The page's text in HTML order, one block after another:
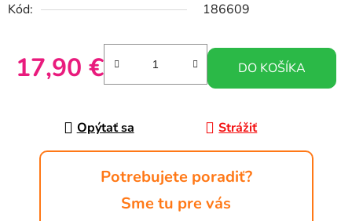
Kód: 186609
17,90 € DO KOŠÍKA
Opýtať sa Strážiť
Potrebujete poradiť?
Sme tu pre vás